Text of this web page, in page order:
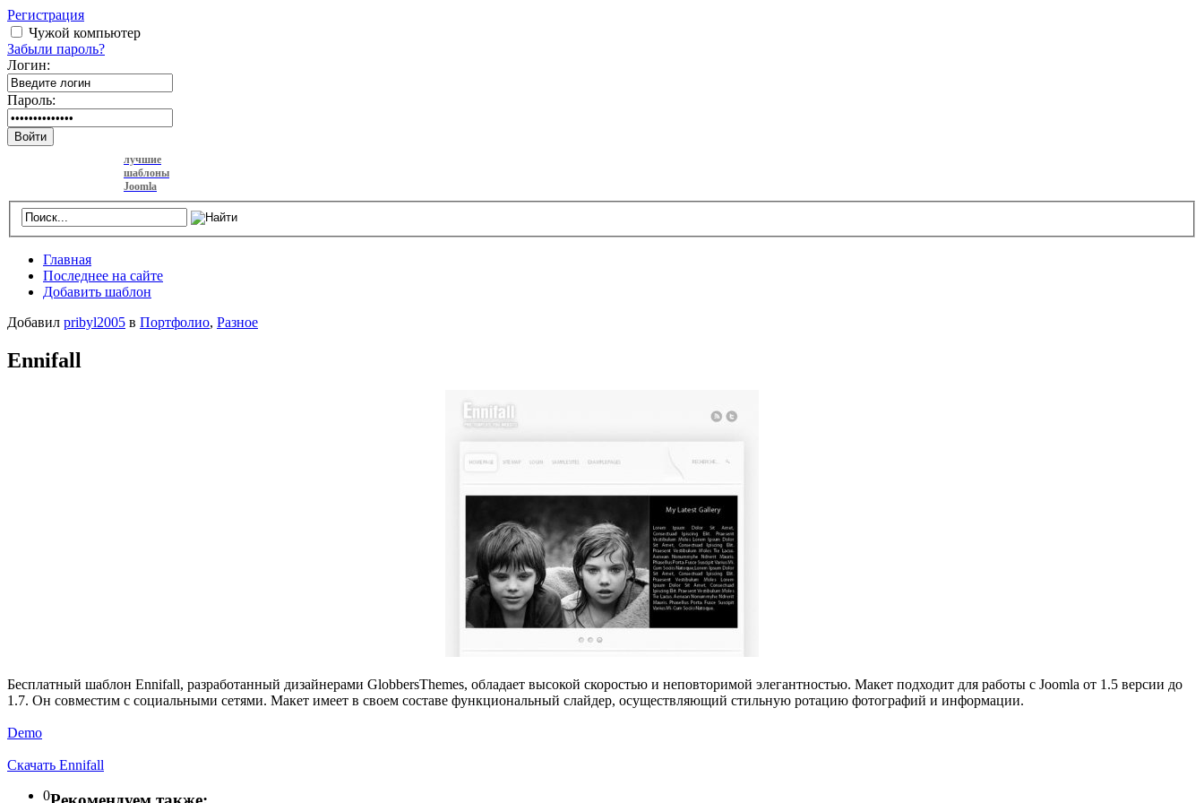
Регистрация
Чужой компьютер
Забыли пароль?
Логин:
Пароль:
Войти
лучшие
шаблоны
Joomla
Главная
Последнее на сайте
Добавить шаблон
Добавил pribyl2005 в Портфолио, Разное
Ennifall
Бесплатный шаблон Ennifall, разработанный дизайнерами GlobbersThemes, обладает высокой скоростью и неповторимой элегантностью. Макет подходит для работы с Joomla от 1.5 версии до
1.7. Он совместим с социальными сетями. Макет имеет в своем составе функциональный слайдер, осуществляющий стильную ротацию фотографий и информации.
Demo
Скачать Ennifall
0